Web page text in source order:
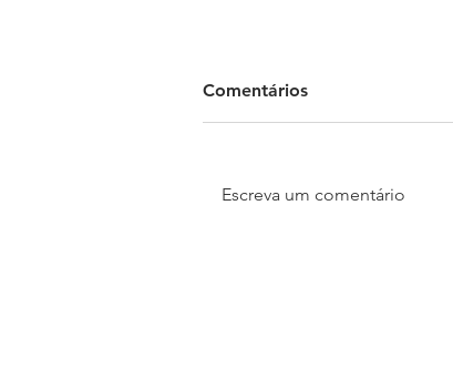
Comentários
Escreva um comentário